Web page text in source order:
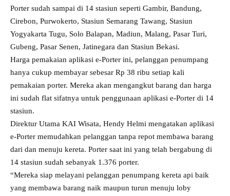
Porter sudah sampai di 14 stasiun seperti Gambir, Bandung,
Cirebon, Purwokerto, Stasiun Semarang Tawang, Stasiun
Yogyakarta Tugu, Solo Balapan, Madiun, Malang, Pasar Turi,
Gubeng, Pasar Senen, Jatinegara dan Stasiun Bekasi.
Harga pemakaian aplikasi e-Porter ini, pelanggan penumpang
hanya cukup membayar sebesar Rp 38 ribu setiap kali
pemakaian porter. Mereka akan mengangkut barang dan harga
ini sudah flat sifatnya untuk penggunaan aplikasi e-Porter di 14
stasiun.
Direktur Utama KAI Wisata, Hendy Helmi mengatakan aplikasi
e-Porter memudahkan pelanggan tanpa repot membawa barang
dari dan menuju kereta. Porter saat ini yang telah bergabung di
14 stasiun sudah sebanyak 1.376 porter.
“Mereka siap melayani pelanggan penumpang kereta api baik
yang membawa barang naik maupun turun menuju loby